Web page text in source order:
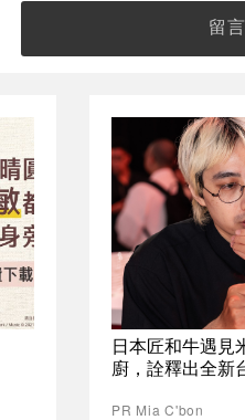
留言
日本匠和牛遇見
廚，詮釋出全新
PR Mia C'bon